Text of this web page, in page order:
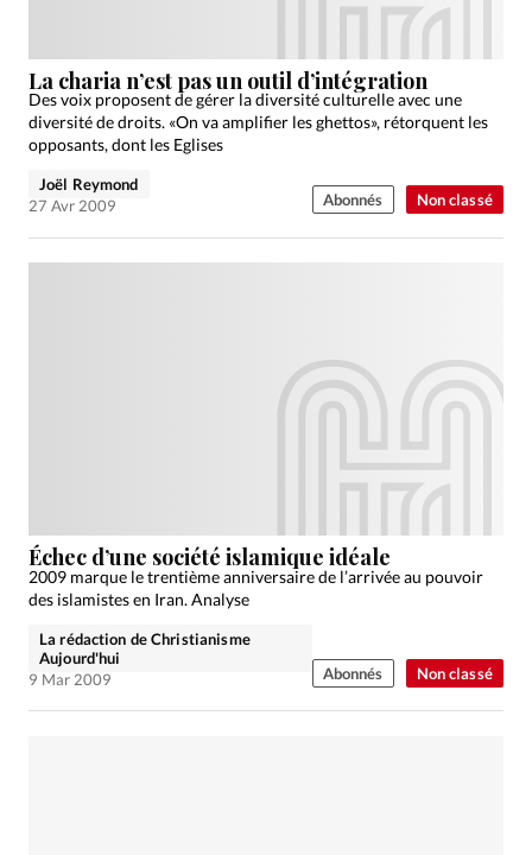
Non classé
La charia n’est pas un outil d’intégration
Des voix proposent de gérer la diversité culturelle avec une
diversité de droits. «On va amplifier les ghettos», rétorquent les
opposants, dont les Eglises
Joël Reymond
27 Avr 2009
Abonnés
Non classé
Échec d’une société islamique idéale
2009 marque le trentième anniversaire de l’arrivée au pouvoir
des islamistes en Iran. Analyse
La rédaction de Christianisme
Aujourd'hui
9 Mar 2009
Abonnés